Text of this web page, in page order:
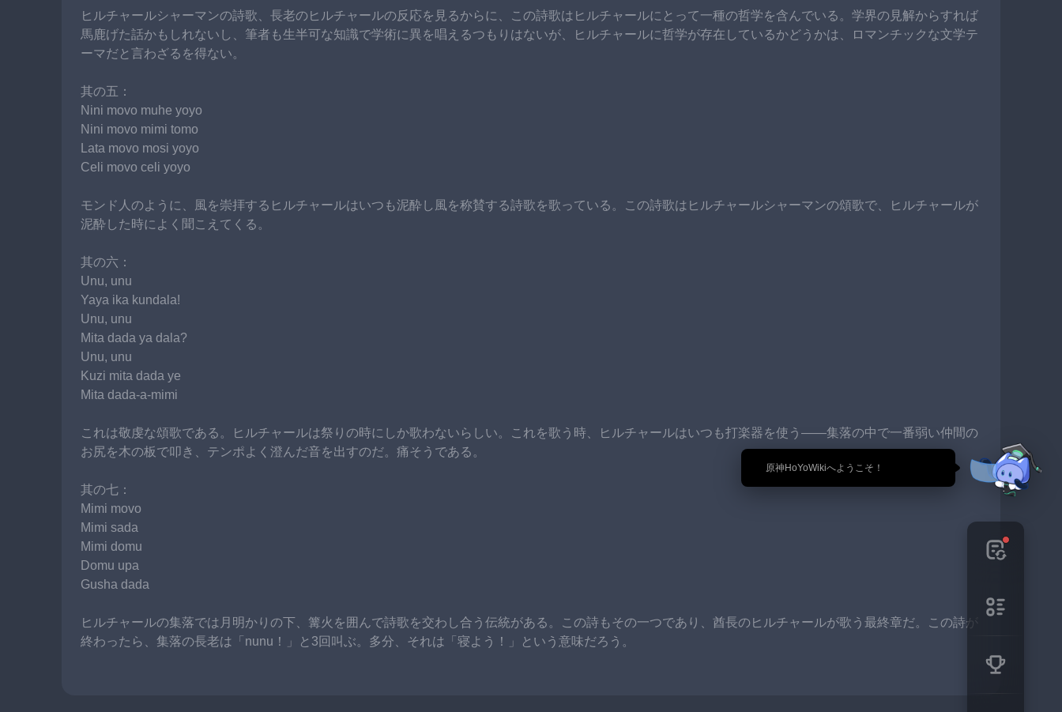
🎉 原神HoYoWikiへようこそ！
ヒルチャールシャーマンの詩歌、長老のヒルチャールの反応を見るからに、この詩歌はヒルチャールにとって一種の哲学を含んでいる。学界の見解からすれば
馬鹿げた話かもしれないし、筆者も生半可な知識で学術に異を唱えるつもりはないが、ヒルチャールに哲学が存在しているかどうかは、ロマンチックな文学テ
ーマだと言わざるを得ない。
其の五：
Nini movo muhe yoyo
Nini movo mimi tomo
Lata movo mosi yoyo
Celi movo celi yoyo
モンド人のように、風を崇拝するヒルチャールはいつも泥酔し風を称賛する詩歌を歌っている。この詩歌はヒルチャールシャーマンの頌歌で、ヒルチャールが
泥酔した時によく聞こえてくる。
其の六：
Unu, unu
Yaya ika kundala!
Unu, unu
Mita dada ya dala?
Unu, unu
Kuzi mita dada ye
Mita dada-a-mimi
これは敬虔な頌歌である。ヒルチャールは祭りの時にしか歌わないらしい。これを歌う時、ヒルチャールはいつも打楽器を使う——集落の中で一番弱い仲間の
お尻を木の板で叩き、テンポよく澄んだ音を出すのだ。痛そうである。
其の七：
Mimi movo
Mimi sada
Mimi domu
Domu upa
Gusha dada
ヒルチャールの集落では月明かりの下、篝火を囲んで詩歌を交わし合う伝統がある。この詩もその一つであり、酋長のヒルチャールが歌う最終章だ。この詩が
終わったら、集落の長老は「nunu！」と3回叫ぶ。多分、それは「寝よう！」という意味だろう。